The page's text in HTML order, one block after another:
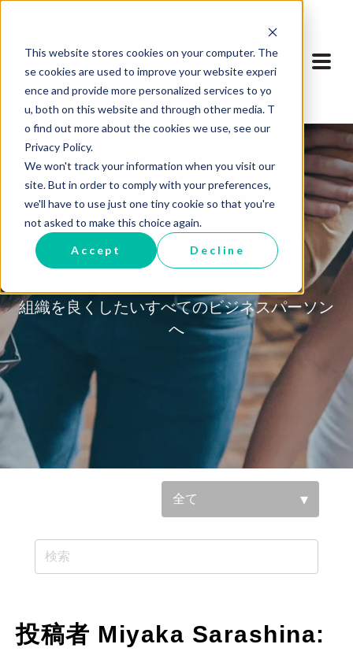
This website stores cookies on your computer. The
se cookies are used to improve your website experi
ence and provide more personalized services to yo
u, both on this website and through other media. T
o find out more about the cookies we use, see our
Privacy Policy.
We won't track your information when you visit our
site. But in order to comply with your preferences,
we'll have to use just one tiny cookie so that you're
not asked to make this choice again.
Accept Decline
INNOOV ブログ
組織を良くしたいすべてのビジネスパーソン
へ
投稿者 Miyaka Sarashina: